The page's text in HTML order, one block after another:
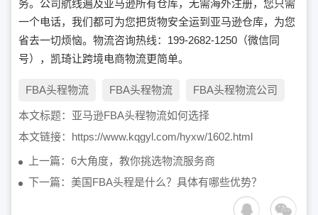
务。公司航线遍及亚马逊所有仓库，无需海外注册，您只需
一个电话，我们都可为您把货物安全运到亚马逊仓库，为您
省去一切烦恼。物流咨询热线：199-2682-1250（微信同
号），凯琦让跨境电商物流更简单。
FBA头程物流 FBA头程物流 FBA头程物流公司
本文标题： 亚马逊FBA头程物流如何选择
本文链接： https://www.kqgyl.com/hyxw/1602.html
上一篇：6大角度，教你挑选物流服务商
下一篇：美国FBA头程是什么？具体有哪些优势？